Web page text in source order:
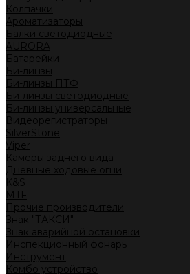
Колпачки
Ароматизаторы
Балки светодиодные
AURORA
Батарейки
Би-линзы
Би-линзы ПТФ
Би-линзы светодиодные
Би-линзы универсальные
Видеорегистраторы
SilverStone
Viper
Камеры заднего вида
Дневные ходовые огни
K&S
MTF
Прочие производители
Знак "ТАКСИ"
Знак аварийной остановки
Инспекционный фонарь
Инструмент
Комбо устройство